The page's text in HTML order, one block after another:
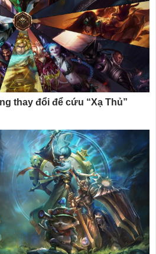
thay đổi để cứu “Xạ Thủ”